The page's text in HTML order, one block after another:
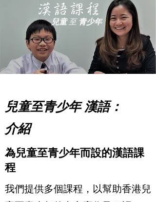
漢語課程
兒童 至 青少年
兒童至青少年 漢語：
介紹
為兒童至青少年而設的漢語課
程
我們提供多個課程，以幫助香港兒